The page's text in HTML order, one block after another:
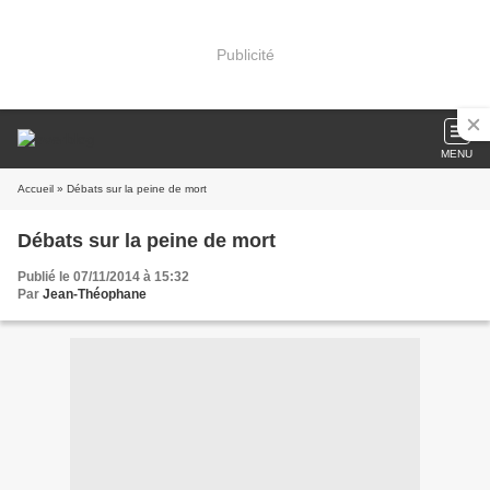
Publicité
MENU
Accueil » Débats sur la peine de mort
Débats sur la peine de mort
Publié le 07/11/2014 à 15:32
Par Jean-Théophane